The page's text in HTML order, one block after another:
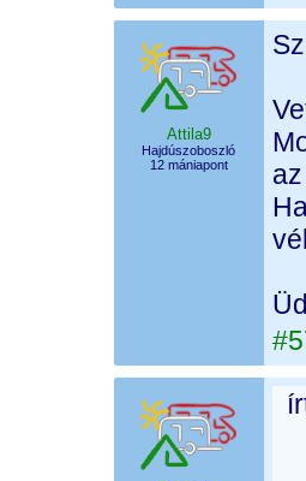
Attila9
Hajdúszoboszló
12 mániapont